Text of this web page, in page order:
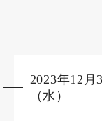
2023年12月
（水）